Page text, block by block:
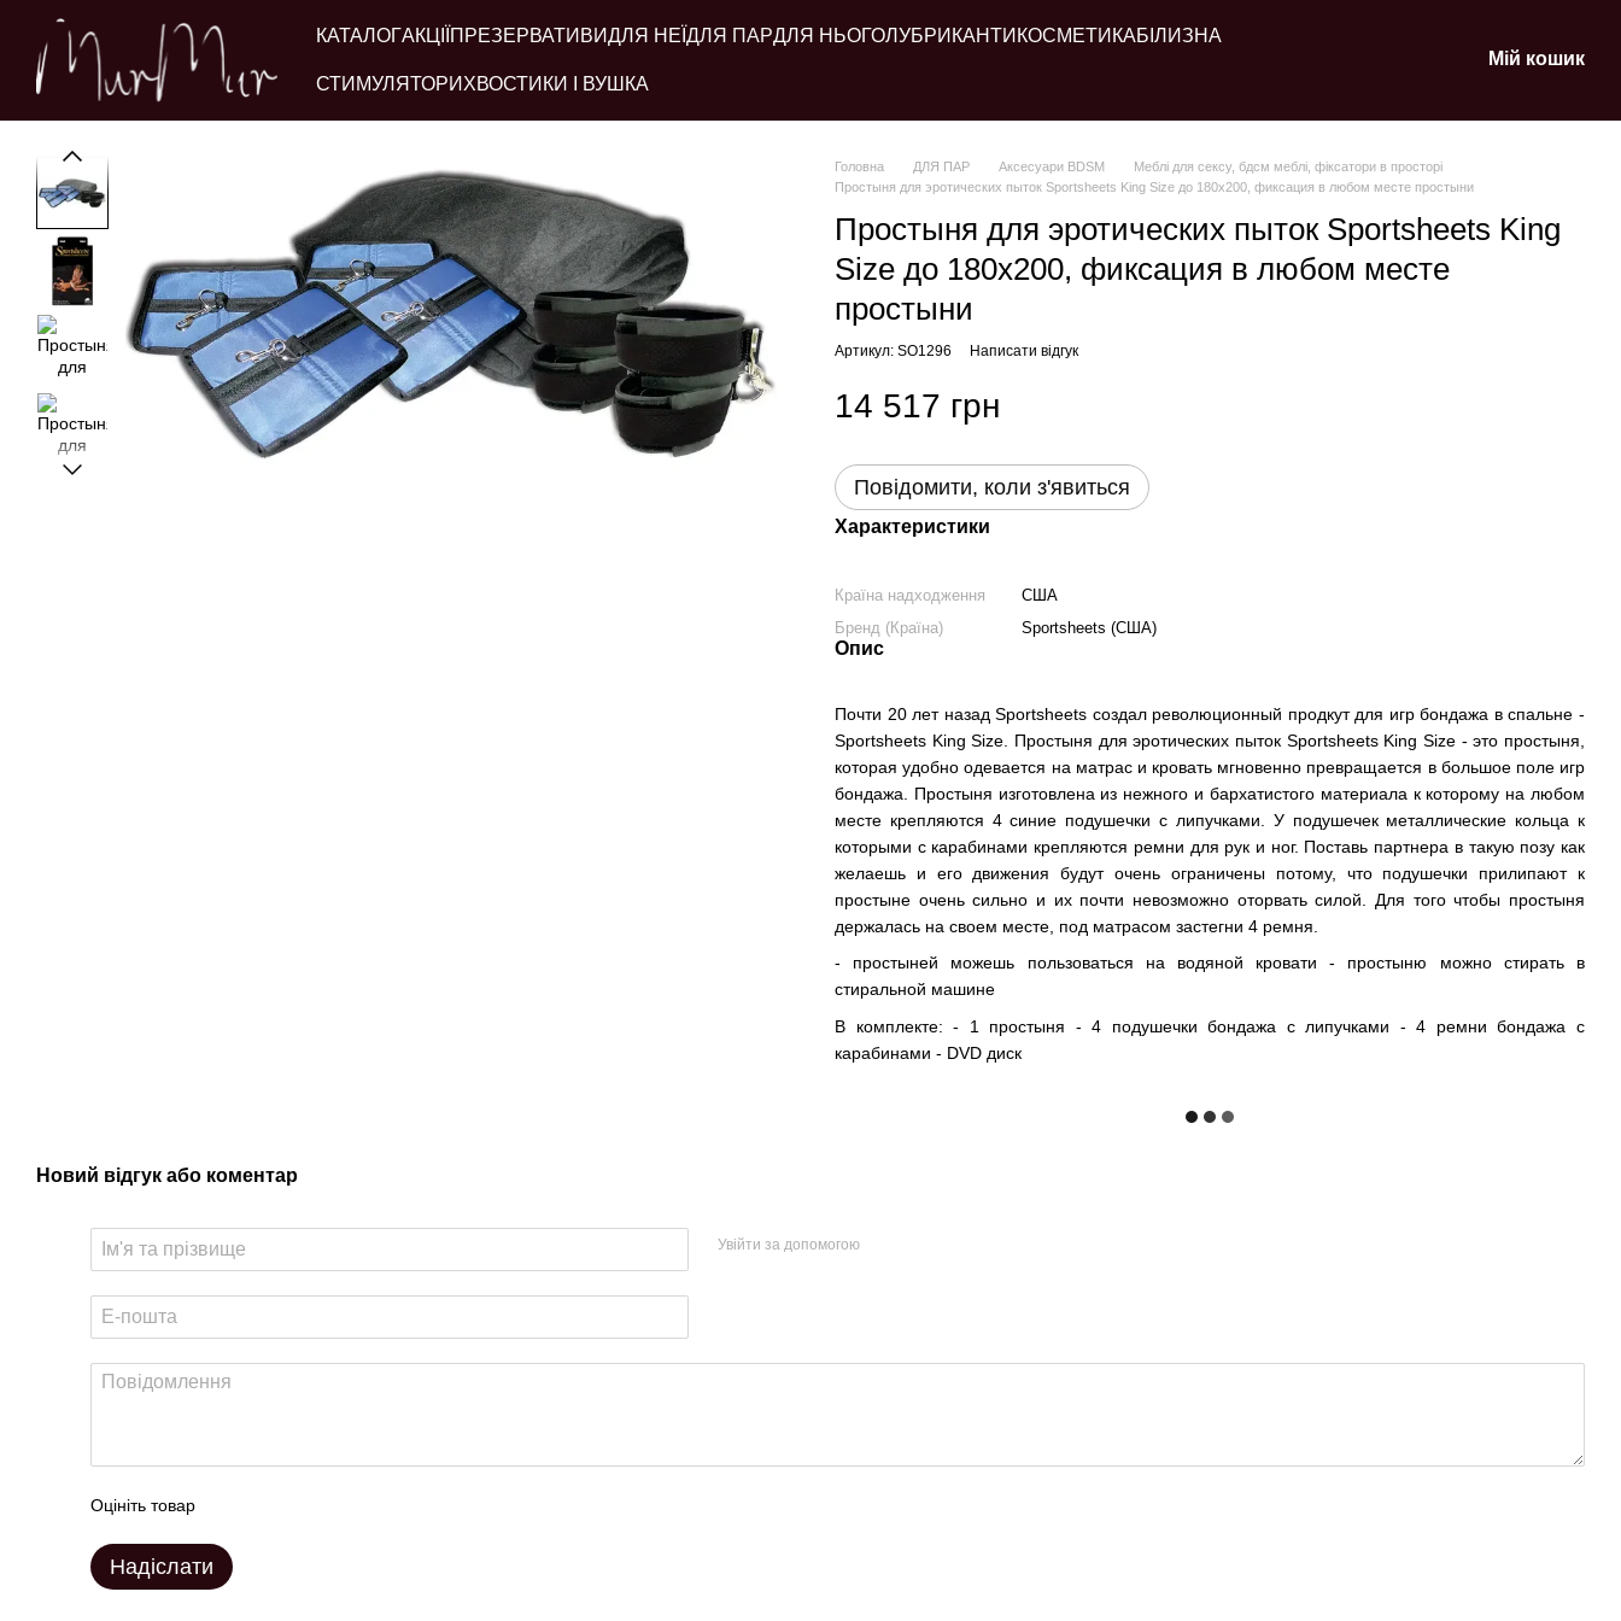
Перейти до основного контенту
КАТАЛОГАКЦІЇ ПРЕЗЕРВАТИВИДЛЯ НЕЇ ДЛЯ ПАРДЛЯ НЬОГОЛУБРИКАНТИ КОСМЕТИКАБІЛИЗНА
СТИМУЛЯТОРИ ХВОСТИКИ І ВУШКА
Мій кошик
Головна ДЛЯ ПАР Аксесуари BDSM
Меблі для сексу, бдсм меблі, фіксатори в просторі
Простыня для эротических пыток Sportsheets King Size до 180х200, фиксация в любом месте простыни
Простыня для эротических пыток Sportsheets King
Size до 180х200, фиксация в любом месте
простыни
Артикул: SO1296 Написати відгук
14 517 грн
Повідомити, коли з'явиться
Характеристики
Країна надходження
США
Бренд (Країна)
Sportsheets (США)
Опис
Почти 20 лет назад Sportsheets создал революционный продкут для игр бондажа в спальне -
Sportsheets King Size. Простыня для эротических пыток Sportsheets King Size - это простыня,
которая удобно одевается на матрас и кровать мгновенно превращается в большое поле игр
бондажа. Простыня изготовлена из нежного и бархатистого материала к которому на любом
месте крепляются 4 синие подушечки с липучками. У подушечек металлические кольца к
которыми с карабинами крепляются ремни для рук и ног. Поставь партнера в такую позу как
желаешь и его движения будут очень ограничены потому, что подушечки прилипают к
простыне очень сильно и их почти невозможно оторвать силой. Для того чтобы простыня
держалась на своем месте, под матрасом застегни 4 ремня.
- простыней можешь пользоваться на водяной кровати - простыню можно стирать в
стиральной машине
В комплекте: - 1 простыня - 4 подушечки бондажа с липучками - 4 ремни бондажа с
карабинами - DVD диск
Новий відгук або коментар
Увійти за допомогою
Оцініть товар
Надіслати